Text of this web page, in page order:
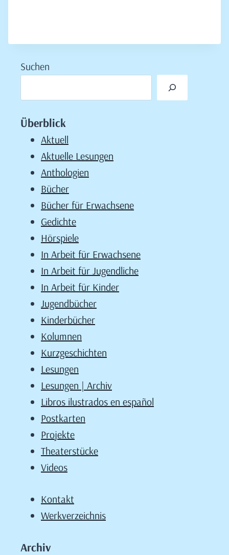
Suchen
Überblick
Aktuell
Aktuelle Lesungen
Anthologien
Bücher
Bücher für Erwachsene
Gedichte
Hörspiele
In Arbeit für Erwachsene
In Arbeit für Jugendliche
In Arbeit für Kinder
Jugendbücher
Kinderbücher
Kolumnen
Kurzgeschichten
Lesungen
Lesungen | Archiv
Libros ilustrados en español
Postkarten
Projekte
Theaterstücke
Videos
Kontakt
Werkverzeichnis
Archiv